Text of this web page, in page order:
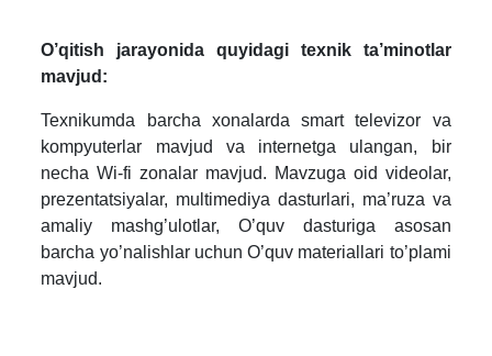
O’qitish jarayonida quyidagi texnik ta’minotlar
mavjud:
Texnikumda barcha xonalarda smart televizor va
kompyuterlar mavjud va internetga ulangan, bir
necha Wi-fi zonalar mavjud. Mavzuga oid videolar,
prezentatsiyalar, multimediya dasturlari, ma’ruza va
amaliy mashg’ulotlar, O’quv dasturiga asosan
barcha yo’nalishlar uchun O’quv materiallari to’plami
mavjud.